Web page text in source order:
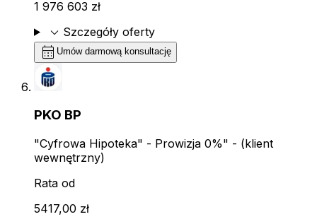
1 976 603 zł
expand_more Szczegóły oferty
calendar_month Umów darmową konsultację
PKO BP
"Cyfrowa Hipoteka" - Prowizja 0%" - (klient
wewnętrzny)
Rata od
5417,00 zł